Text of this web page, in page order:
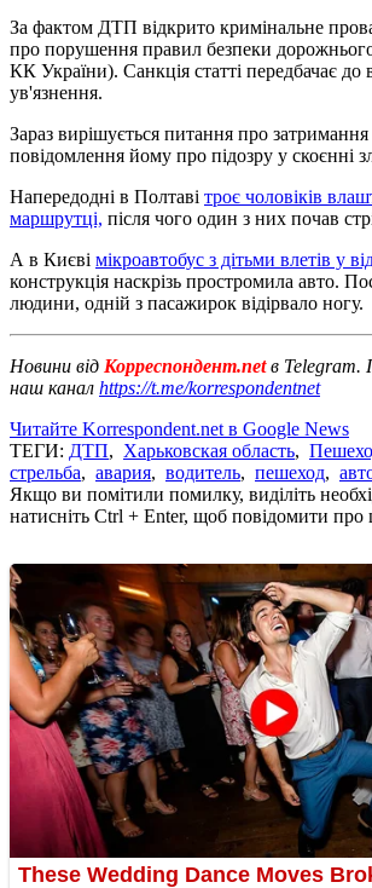
За фактом ДТП відкрито кримінальне
про порушення правил безпеки
КК України). Санкція статті передбачає до
ув'язнення.
Зараз вирішується питання про затримання
повідомлення йому про підозру у скоєнні
Напередодні в Полтаві троє чоловіків
маршрутці, після чого один з них почав
А в Києві мікроавтобус з дітьми влетів у
конструкція наскрізь простромила авто.
людини, одній з пасажирок відірвало ногу.
Новини від Корреспондент.netв Telegram.
наш канал https://t.me/korrespondentnet
Читайте Korrespondent.net в Google News
ТЕГИ: ДТП, Харьковская область,
стрельба, авария, водитель, пешеход,
Якщо ви помітили помилку, виділіть
натисніть Ctrl + Enter, щоб повідомити про